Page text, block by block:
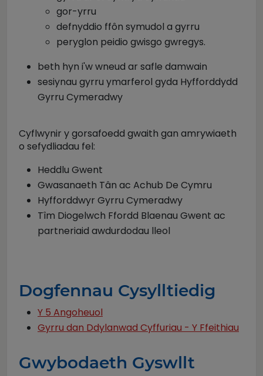
gor-yrru
defnyddio ffôn symudol a gyrru
peryglon peidio gwisgo gwregys.
beth hyn i'w wneud ar safle damwain
sesiynau gyrru ymarferol gyda Hyfforddydd
Gyrru Cymeradwy
Cyflwynir y gorsafoedd gwaith gan amrywiaeth
o sefydliadau fel:
Heddlu Gwent
Gwasanaeth Tân ac Achub De Cymru
Hyfforddwyr Gyrru Cymeradwy
Tîm Diogelwch Ffordd Blaenau Gwent ac
partneriaid awdurdodau lleol
Dogfennau Cysylltiedig
Y 5 Angoheuol
Gyrru dan Ddylanwad Cyffuriau - Y Ffeithiau
Gwybodaeth Gyswllt